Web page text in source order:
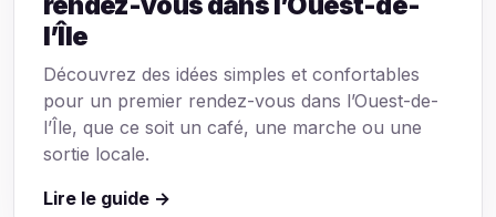
l’Île
Découvrez des idées simples et confortables
pour un premier rendez-vous dans l’Ouest-de-
l’Île, que ce soit un café, une marche ou une
sortie locale.
Lire le guide →